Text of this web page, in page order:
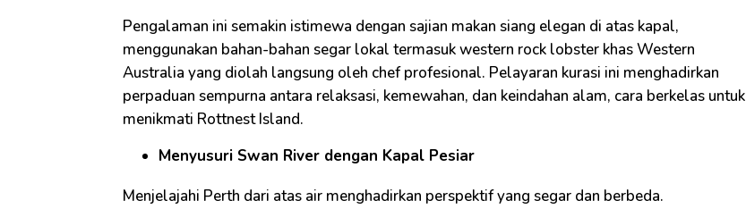
Pengalaman ini semakin istimewa dengan sajian makan siang elegan di atas kapal,
menggunakan bahan-bahan segar lokal termasuk western rock lobster khas Western
Australia yang diolah langsung oleh chef profesional. Pelayaran kurasi ini menghadirkan
perpaduan sempurna antara relaksasi, kemewahan, dan keindahan alam, cara berkelas untuk
menikmati Rottnest Island.
Menyusuri Swan River dengan Kapal Pesiar
Menjelajahi Perth dari atas air menghadirkan perspektif yang segar dan berbeda.